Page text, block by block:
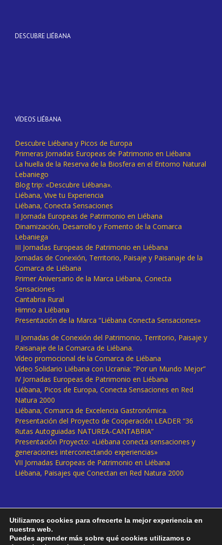
DESCUBRE LIÉBANA
VÍDEOS LIÉBANA
Descubre Liébana y Picos de Europa
Primeras Jornadas Europeas de Patrimonio en Liébana
La huella de la Reserva de la Biosfera en el Entorno Natural
Lebaniego
Blog trip: «Descubre Liébana».
Liébana, Vive tu Experiencia
Liébana, Conecta Sensaciones
II Jornada Europeas de Patrimonio en Liébana
Dinamización, Desarrollo y Fomento de la Comarca
Lebaniega
III Jornadas Europeas de Patrimonio en Liébana
Jornadas de Conexión, Territorio, Paisaje y Paisanaje de la
Comarca de Liébana
Primer Aniversario de la Marca Liébana, Conecta
Sensaciones
Cantabria Rural
Himno a Liébana
Presentación de la Marca “Liébana Conecta Sensaciones»
II Jornadas de Conexión del Patrimonio, Territorio, Paisaje y
Paisanaje de la Comarca de Liébana.
Vídeo promocional de la Comarca de Liébana
Vídeo Solidario Liébana con Ucrania: “Por un Mundo Mejor”
IV Jornadas Europeas de Patrimonio en Liébana
Liébana, Picos de Europa, Conecta Sensaciones en Red
Natura 2000
Liébana, Comarca de Excelencia Gastronómica.
Presentación del Proyecto de Cooperación LEADER “36
Rutas Autoguiadas NATUREA-CANTABRIA”
Presentación Proyecto: «Liébana conecta sensaciones y
generaciones interconectando experiencias»
VII Jornadas Europeas de Patrimonio en Liébana
Liébana, Paisajes que Conectan en Red Natura 2000
Utilizamos cookies para ofrecerte la mejor experiencia en
nuestra web.
Puedes aprender más sobre qué cookies utilizamos o